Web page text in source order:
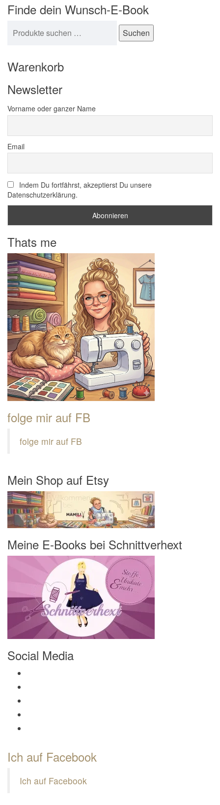
Finde dein Wunsch-E-Book
Suchen
Warenkorb
Newsletter
Vorname oder ganzer Name
Email
Indem Du fortfährst, akzeptierst Du unsere
Datenschutzerklärung.
Thats me
folge mir auf FB
folge mir auf FB
Mein Shop auf Etsy
Meine E-Books bei Schnittverhext
Social Media
Ich auf Facebook
Ich auf Facebook